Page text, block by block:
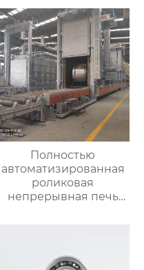
автоматизированная
газовая
нагревательная печь
для ковки
Полностью
автоматизированная
роликовая
непрерывная печь